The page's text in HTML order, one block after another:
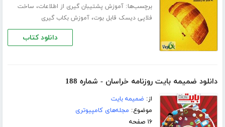
برچسب‌ها:آموزش پشتیبان گیری از اطلاعات، ساخت
فلاپی دیسک قابل بوت،آموزش بکاب گیری
دانلود کتاب
دانلود ضمیمه بایت روزنامه خراسان - شماره 188
از: ضمیمه بایت
موضوع: مجله‌های کامپیوتری
۱۶ صفحه